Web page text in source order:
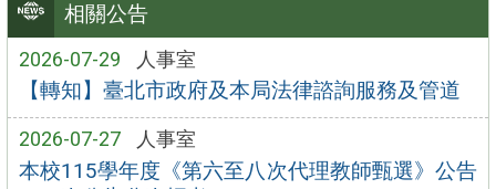
相關公告
2026-07-29 人事室
【轉知】臺北市政府及本局法律諮詢服務及管道
2026-07-27 人事室
本校115學年度《第六至八次代理教師甄選》公告